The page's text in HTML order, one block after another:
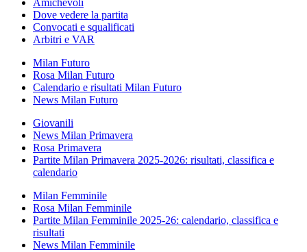
Amichevoli
Dove vedere la partita
Convocati e squalificati
Arbitri e VAR
Milan Futuro
Rosa Milan Futuro
Calendario e risultati Milan Futuro
News Milan Futuro
Giovanili
News Milan Primavera
Rosa Primavera
Partite Milan Primavera 2025-2026: risultati, classifica e
calendario
Milan Femminile
Rosa Milan Femminile
Partite Milan Femminile 2025-26: calendario, classifica e
risultati
News Milan Femminile